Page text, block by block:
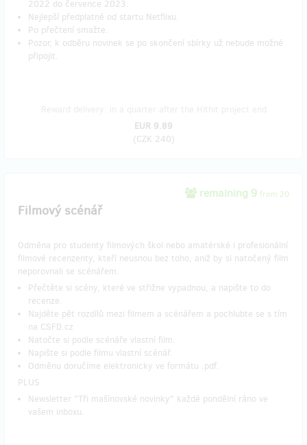
2022 do července 2023.
Nejlepší předplatné od startu Netflixu.
Po přečtení smažte.
Pozor, k odběru novinek se po skončení sbírky už nebude možné
připojit.
EUR 9.89
(CZK 240)
remaining 9 from 20
Filmový scénář
Odměna pro studenty filmových škol nebo amatérské i profesionální
filmové recenzenty, kteří neusnou bez toho, aniž by si natočený film
neporovnali se scénářem.
Přečtěte si scény, které ve střižne vypadnou, a napište to do
recenze.
Najděte pět rozdílů mezi filmem a scénářem a pochlubte se s tím
na CSFD.cz
Natočte si podle scénáře vlastní film.
Napište si podle filmu vlastní scénář.
Odměnu doručíme elektronicky ve formátu .pdf.
​PLUS
Newsletter "Tři mašínovské novinky" každé pondělní ráno ve
vašem inboxu.